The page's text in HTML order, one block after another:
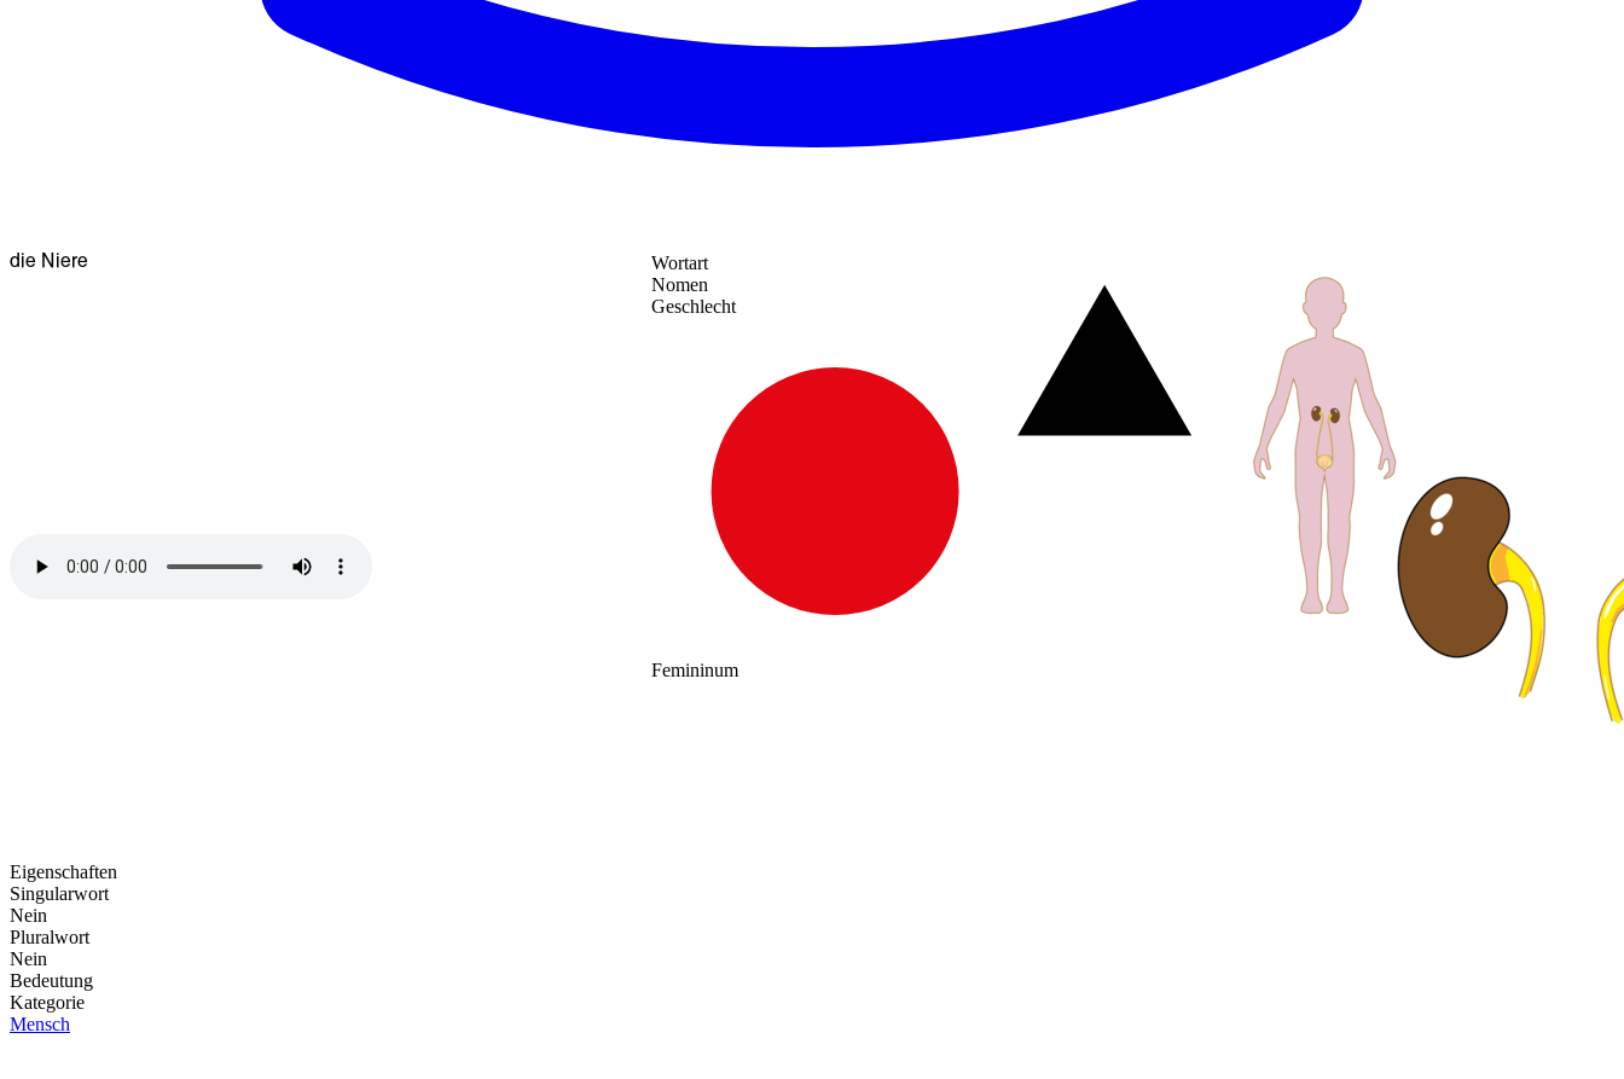
die Niere
Wortart
Nomen
Geschlecht
Femininum
Eigenschaften
Singularwort
Nein
Pluralwort
Nein
Bedeutung
Kategorie
Mensch